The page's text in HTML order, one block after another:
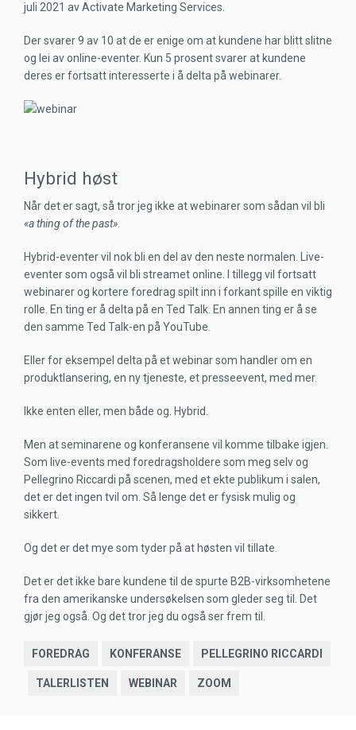
juli 2021 av Activate Marketing Services.
Der svarer 9 av 10 at de er enige om at kundene har blitt slitne
og lei av online-eventer. Kun 5 prosent svarer at kundene
deres er fortsatt interesserte i å delta på webinarer.
Hybrid høst
Når det er sagt, så tror jeg ikke at webinarer som sådan vil bli
«a thing of the past»
Hybrid-eventer vil nok bli en del av den neste normalen. Live-
eventer som også vil bli streamet online. I tillegg vil fortsatt
webinarer og kortere foredrag spilt inn i forkant spille en viktig
rolle. En ting er å delta på en Ted Talk. En annen ting er å se
den samme Ted Talk-en på YouTube.
Eller for eksempel delta på et webinar som handler om en
produktlansering, en ny tjeneste, et presseevent, med mer.
Ikke enten eller, men både og. Hybrid.
Men at seminarene og konferansene vil komme tilbake igjen.
Som live-events med foredragsholdere som meg selv og
Pellegrino Riccardi på scenen, med et ekte publikum i salen,
det er det ingen tvil om. Så lenge det er fysisk mulig og
sikkert.
Og det er det mye som tyder på at høsten vil tillate.
Det er det ikke bare kundene til de spurte B2B-virksomhetene
fra den amerikanske undersøkelsen som gleder seg til. Det
gjør jeg også. Og det tror jeg du også ser frem til.
FOREDRAG KONFERANSE PELLEGRINO RICCARDI
TALERLISTEN WEBINAR ZOOM